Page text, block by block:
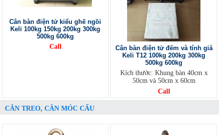
Cân bàn điện tử kiểu ghế ngồi
Keli 100kg 150kg 200kg 300kg
500kg 600kg
Call
Cân bàn điện tử đếm và tính giá
Keli T12 100kg 200kg 300kg
500kg 600kg
Kích thước: Khung bàn 40cm x
50cm và 50cm x 60cm
Call
CÂN TREO, CÂN MÓC CẨU